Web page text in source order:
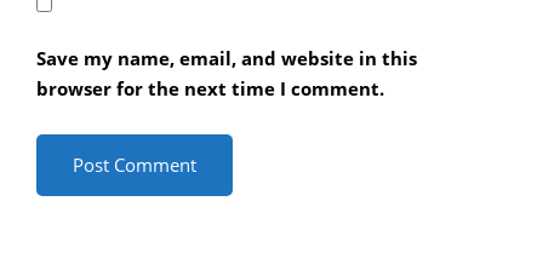
Save my name, email, and website in this
browser for the next time I comment.